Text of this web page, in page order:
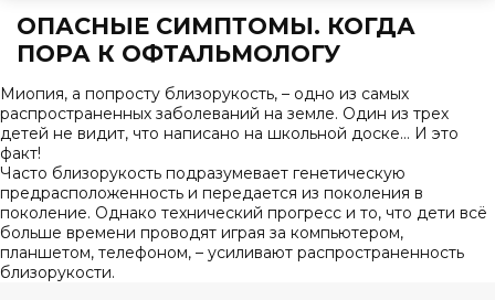
ОПАСНЫЕ СИМПТОМЫ. КОГДА
ПОРА К ОФТАЛЬМОЛОГУ
Миопия, а попросту близорукость, – одно из самых
распространенных заболеваний на земле. Один из трех
детей не видит, что написано на школьной доске… И это
факт!
Часто близорукость подразумевает генетическую
предрасположенность и передается из поколения в
поколение. Однако технический прогресс и то, что дети всё
больше времени проводят играя за компьютером,
планшетом, телефоном, – усиливают распространенность
близорукости.